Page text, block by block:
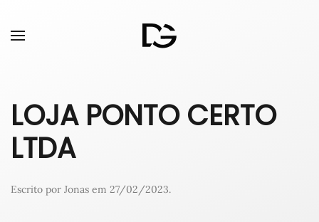
LOJA PONTO CERTO
LTDA
Escrito por Jonas em 27/02/2023.